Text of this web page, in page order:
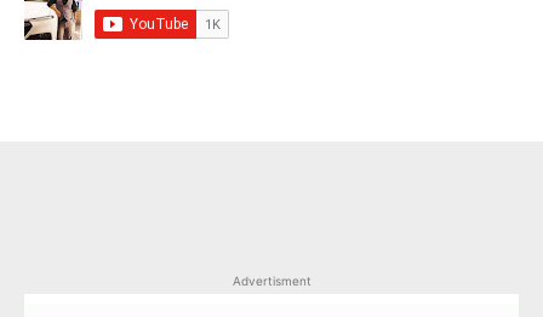
Advertisment